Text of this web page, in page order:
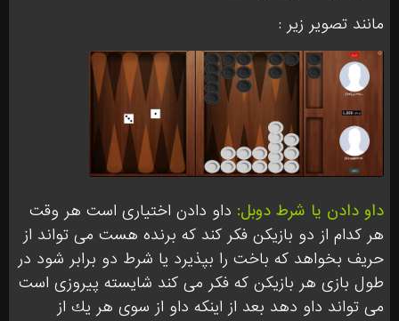
مانند تصویر زیر :
داو دادن يا شرط دوبل: داو دادن اختيارى است هر وقت
هر كدام از دو بازيكن فكر كند كه برنده هست مى تواند از
حريف بخواهد كه باخت را بپذيرد يا شرط دو برابر شود در
طول بازى هر بازيكن كه فكر مى كند شايسته پيروزى است
مى تواند داو دهد بعد از اينكه داو از سوى هر يك از